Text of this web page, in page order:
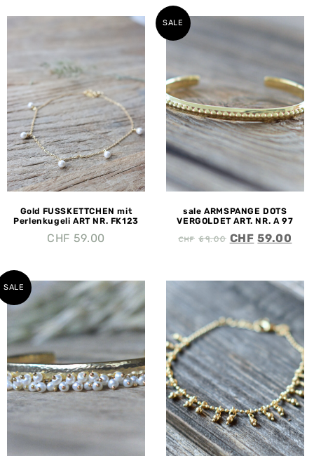
Gold FUSSKETTCHEN mit
Perlenkugeli ART NR. FK123
CHF 59.00
SALE
sale ARMSPANGE DOTS
VERGOLDET ART. NR. A 97
CHF69.00 CHF 59.00
SALE